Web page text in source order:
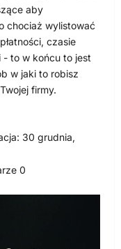
aby
chociaż wylistować
czasie
to w końcu to jest
w jaki to robisz
firmy.
30 grudnia,
0